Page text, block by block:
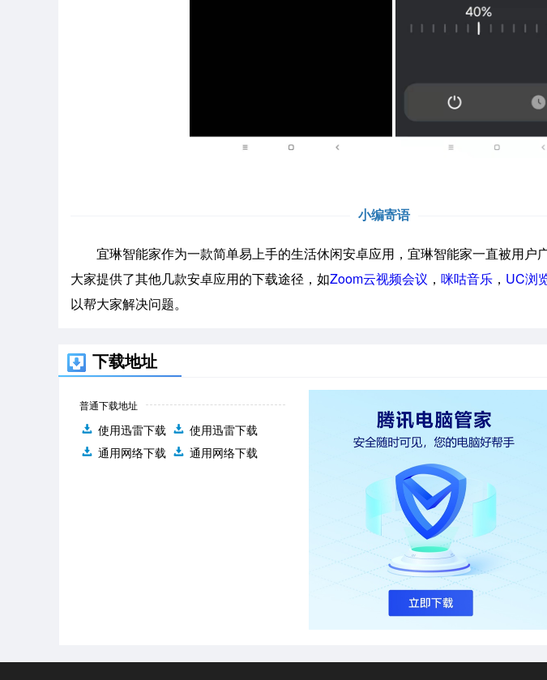
小编寄语
宜琳智能家作为一款简单易上手的生活休闲安卓应用，宜琳智能家一直被用户
大家提供了其他几款安卓应用的下载途径，如Zoom云视频会议 ， 咪咕音乐 ， UC浏
以帮大家解决问题。
下载地址
普通下载地址
使用迅雷下载
使用迅雷下载
通用网络下载
通用网络下载